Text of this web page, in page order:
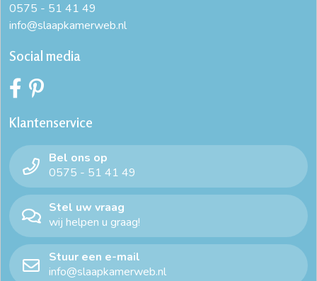
0575 - 51 41 49
info@slaapkamerweb.nl
Social media
Klantenservice
Bel ons op
0575 - 51 41 49
Stel uw vraag
wij helpen u graag!
Stuur een e-mail
info@slaapkamerweb.nl